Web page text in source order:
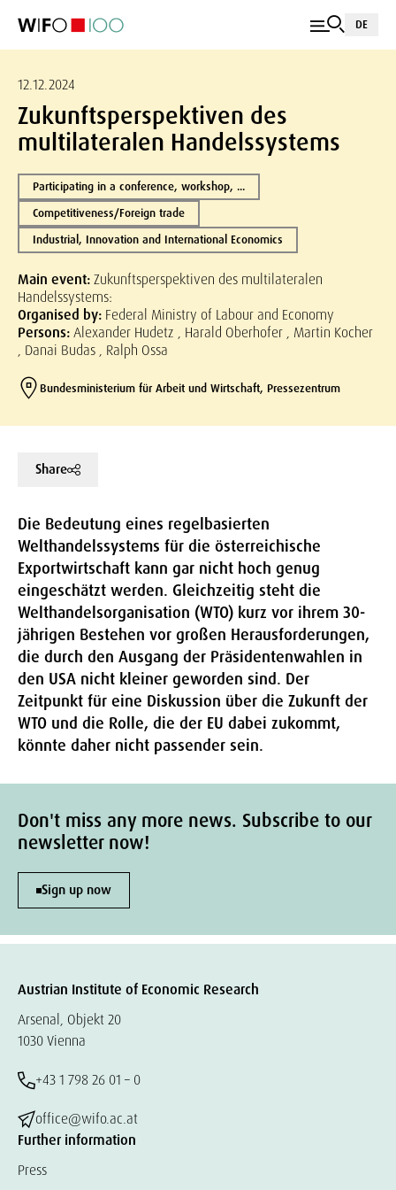
DE
12.12.2024
Zukunftsperspektiven des
multilateralen Handelssystems
Participating in a conference, workshop, ...
Competitiveness/Foreign trade
Industrial, Innovation and International Economics
Main event:Zukunftsperspektiven des multilateralen
Handelssystems:
Organised by: Federal Ministry of Labour and Economy
Persons:Alexander Hudetz , Harald Oberhofer , Martin Kocher
, Danai Budas , Ralph Ossa
Bundesministerium für Arbeit und Wirtschaft, Pressezentrum
Share
Die Bedeutung eines regelbasierten
Welthandelssystems für die österreichische
Exportwirtschaft kann gar nicht hoch genug
eingeschätzt werden. Gleichzeitig steht die
Welthandelsorganisation (WTO) kurz vor ihrem 30-
jährigen Bestehen vor großen Herausforderungen,
die durch den Ausgang der Präsidentenwahlen in
den USA nicht kleiner geworden sind. Der
Zeitpunkt für eine Diskussion über die Zukunft der
WTO und die Rolle, die der EU dabei zukommt,
könnte daher nicht passender sein.
Don't miss any more news. Subscribe to our
newsletter now!
Sign up now
Austrian Institute of Economic Research
Arsenal, Objekt 20
1030 Vienna
+43 1 798 26 01 – 0
office@wifo.ac.at
Further information
Press